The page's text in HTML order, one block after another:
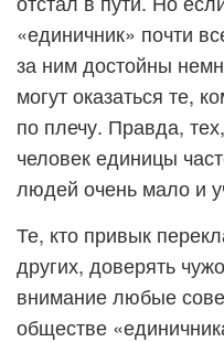
«единичник» почти
за ним достойны
могут оказаться те,
по плечу. Правда,
человек единицы
людей очень мало и
Те, кто привык
других, доверять
внимание любые
обществе